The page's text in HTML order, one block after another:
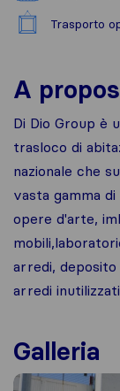
Trasporto
A
Di Dio Group è
trasloco di
nazionale che
vasta gamma
opere d'arte,
arredi,
arredi
Galleria